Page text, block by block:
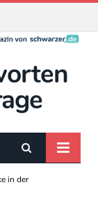
in der